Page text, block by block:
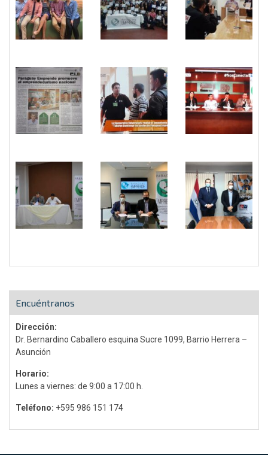
Encuéntranos
Dirección:
Dr. Bernardino Caballero esquina Sucre 1099, Barrio Herrera –
Asunción
Horario:
Lunes a viernes: de 9:00 a 17:00 h.
Teléfono: +595 986 151 174